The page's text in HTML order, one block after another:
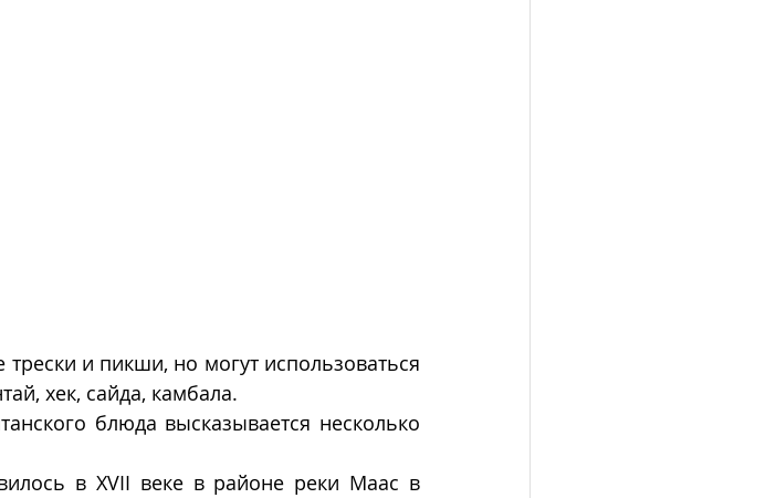
трески и пикши, но могут использоваться
хек, сайда, камбала.
блюда высказывается несколько
в XVII веке в районе реки Маас в